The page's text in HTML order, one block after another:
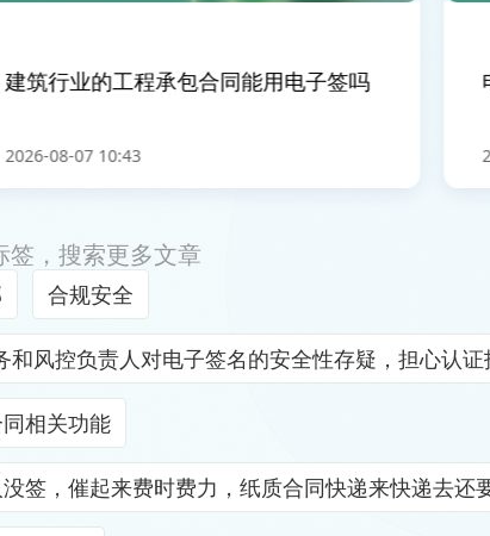
筑行业的工程承包合同能用电子签吗
08-07 10:43
签，搜索更多文章
合规安全
控负责人对电子签名的安全性存疑，担心认
相关功能
，催起来费时费力，纸质合同快递来快递去